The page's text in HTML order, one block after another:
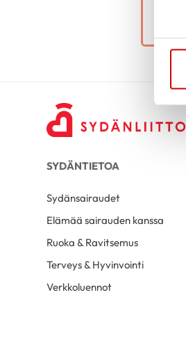
SYDÄNTIETOA
Sydänsairaudet
Elämää sairauden kanssa
Ruoka & Ravitsemus
Terveys & Hyvinvointi
Verkkoluennot